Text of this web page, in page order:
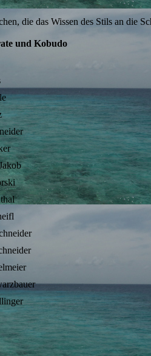
die das Wissen des Stils an die
und Kobudo